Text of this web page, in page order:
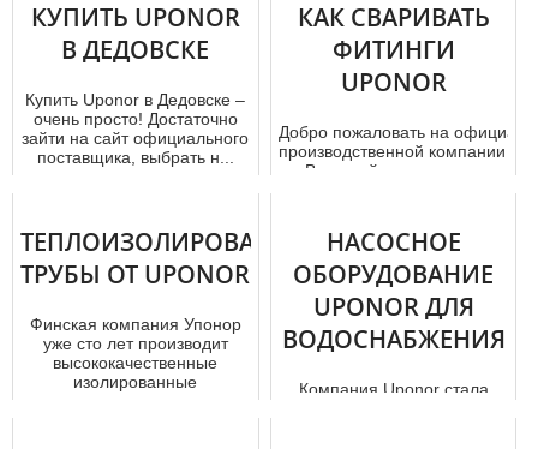
энергоэффективно...
КУПИТЬ UPONOR
В ДЕДОВСКЕ
Купить Uponor в Дедовске –
очень просто! Достаточно
зайти на сайт официального
поставщика, выбрать н...
КАК СВАРИВАТЬ
ФИТИНГИ
UPONOR
Добро пожаловать на
производственной компании
В данной статье мы ...
ТЕПЛОИЗОЛИРОВАННЫЕ
ТРУБЫ ОТ UPONOR
Финская компания Упонор
уже сто лет производит
высококачественные
изолированные
НАСОСНОЕ
ОБОРУДОВАНИЕ
UPONOR ДЛЯ
ВОДОСНАБЖЕНИЯ
Компания Uponor стала